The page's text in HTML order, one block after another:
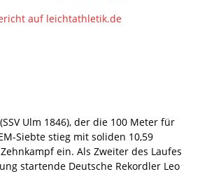
auf leichtathletik.de
Ulm 1846), der die 100 Meter für
Siebte stieg mit soliden 10,59
ein. Als Zweiter des Laufes
startende Deutsche Rekordler Leo